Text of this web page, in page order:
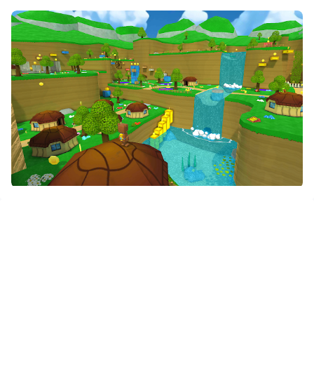
而文件互傳功能讓分享圖像、影片和文件也變得非常容易。
下載Super Bear Adventure並在PC上運行。享受PC端
的大螢幕和高畫質畫質吧!
Travel through the kingdom and its different
regions in this 3D adventure inspired by late 90s
games. Explore each region freely, uncover their
secrets, and save your bear friends! This realm
was once a peaceful place, until the bees started
producing purple honey, a strange substance that